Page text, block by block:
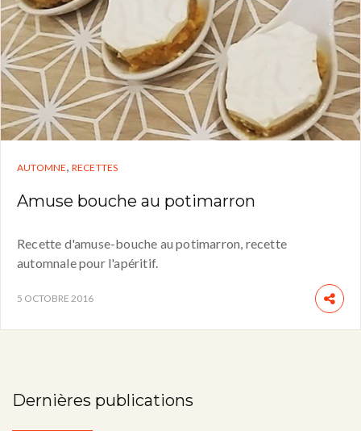
AUTOMNE RECETTES
Amuse bouche au potimarron
Recette d'amuse-bouche au potimarron, recette
automnale pour l'apéritif.
5 OCTOBRE 2016
Dernières publications